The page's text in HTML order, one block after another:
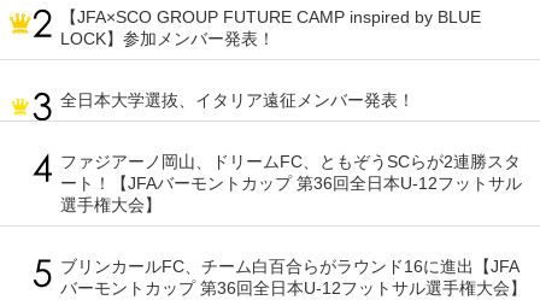
【JFA×SCO GROUP FUTURE CAMP inspired by BLUE
LOCK】参加メンバー発表！
全日本大学選抜、イタリア遠征メンバー発表！
ファジアーノ岡山、ドリームFC、ともぞうSCらが2連勝スタ
ート！【JFAバーモントカップ 第36回全日本U-12フットサル
選手権大会】
ブリンカールFC、チーム白百合らがラウンド16に進出【JFA
バーモントカップ 第36回全日本U-12フットサル選手権大会】